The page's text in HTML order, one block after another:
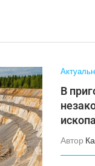
В
Автор